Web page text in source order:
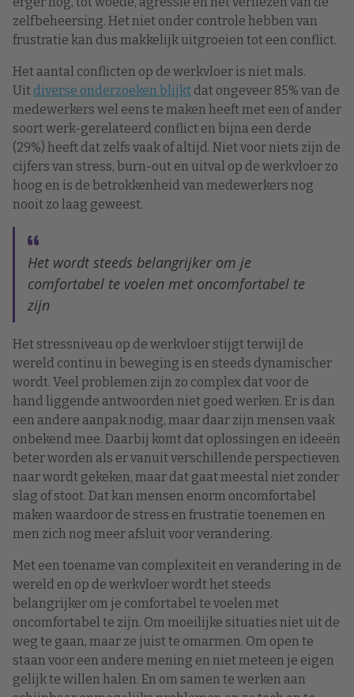
zelfbeheersing. Het niet onder controle hebben van
frustratie kan dus makkelijk uitgroeien tot een conflict.
Het aantal conflicten op de werkvloer is niet mals.
Uit diverse onderzoeken blijkt dat ongeveer 85% van de
medewerkers wel eens te maken heeft met een of ander
soort werk-gerelateerd conflict en bijna een derde
(29%) heeft dat zelfs vaak of altijd. Niet voor niets zijn de
cijfers van stress, burn-out en uitval op de werkvloer zo
hoog en is de betrokkenheid van medewerkers nog
nooit zo laag geweest.
Het wordt steeds belangrijker om je
comfortabel te voelen met oncomfortabel te
zijn
Het stressniveau op de werkvloer stijgt terwijl de
wereld continu in beweging is en steeds dynamischer
wordt. Veel problemen zijn zo complex dat voor de
hand liggende antwoorden niet goed werken. Er is dan
een andere aanpak nodig, maar daar zijn mensen vaak
onbekend mee. Daarbij komt dat oplossingen en ideeën
beter worden als er vanuit verschillende perspectieven
naar wordt gekeken, maar dat gaat meestal niet zonder
slag of stoot. Dat kan mensen enorm oncomfortabel
maken waardoor de stress en frustratie toenemen en
men zich nog meer afsluit voor verandering.
Met een toename van complexiteit en verandering in de
wereld en op de werkvloer wordt het steeds
belangrijker om je comfortabel te voelen met
oncomfortabel te zijn. Om moeilijke situaties niet uit de
weg te gaan, maar ze juist te omarmen. Om open te
staan voor een andere mening en niet meteen je eigen
gelijk te willen halen. En om samen te werken aan